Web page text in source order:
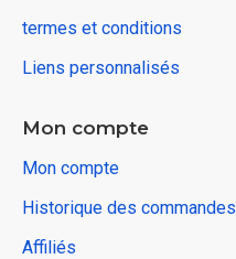
termes et conditions
Liens personnalisés
Mon compte
Mon compte
Historique des commandes
Affiliés